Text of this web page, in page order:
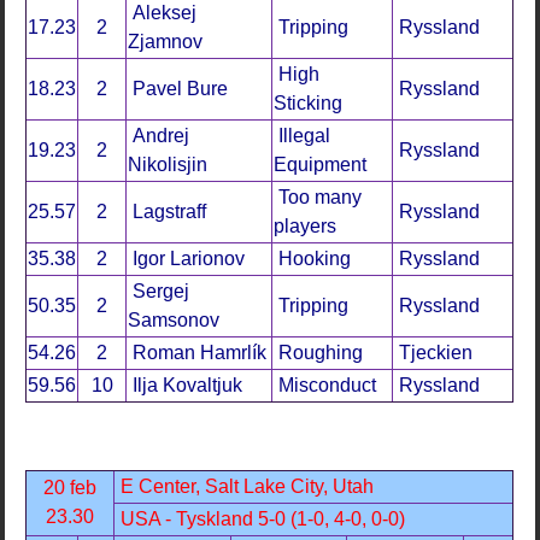
17.23 2
Aleksej
Zjamnov
Tripping Ryssland
18.23 2 Pavel Bure
High
Sticking
Ryssland
19.23 2
Andrej
Nikolisjin
Illegal
Equipment
Ryssland
25.57 2 Lagstraff
Too many
players
Ryssland
35.38 2 Igor Larionov Hooking Ryssland
50.35 2
Sergej
Samsonov
Tripping Ryssland
54.26 2 Roman Hamrlík Roughing
Tjeckien
59.56
10 Ilja Kovaltjuk Misconduct Ryssland
20 feb
23.30
E Center, Salt Lake City, Utah
USA - Tyskland 5-0 (1-0, 4-0, 0-0)